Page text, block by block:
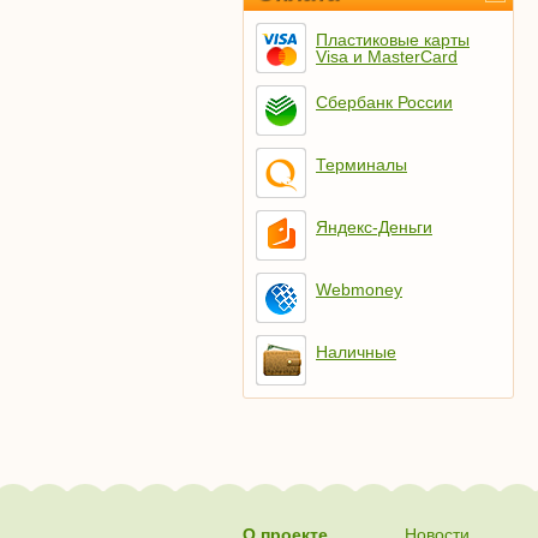
Пластиковые карты
Visa и MasterCard
Сбербанк России
Терминалы
Яндекс-Деньги
Webmoney
Наличные